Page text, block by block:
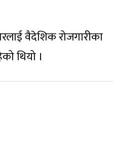
वैदेशिक रोजगारीका
थियो ।